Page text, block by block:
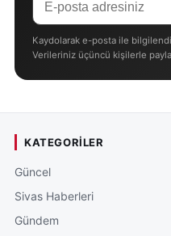
Kaydolarak e-posta ile
Verileriniz üçüncü kişilerle
KATEGORILER
Güncel
Sivas Haberleri
Gündem